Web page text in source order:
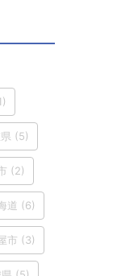
(5)
(2)
道 (6)
市 (3)